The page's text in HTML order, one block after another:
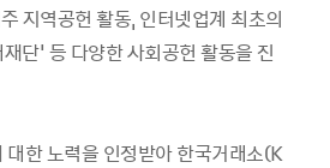
지역공헌 활동, 인터넷업계 최초의
단' 등 다양한 사회공헌 활동을 진
대한 노력을 인정받아 한국거래소(K